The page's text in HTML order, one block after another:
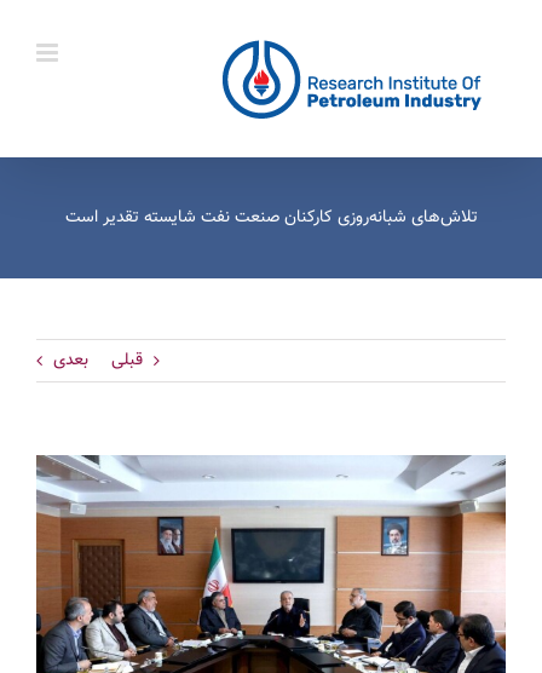
تلاش‌های شبانه‌روزی کارکنان صنعت نفت شایسته تقدیر است‌
قبلی بعدی
View
Larger
Image